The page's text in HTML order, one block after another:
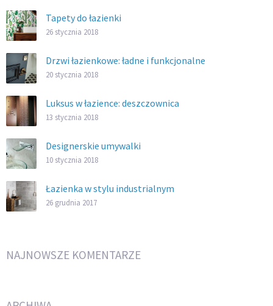
Tapety do łazienki
26 stycznia 2018
Drzwi łazienkowe: ładne i funkcjonalne
20 stycznia 2018
Luksus w łazience: deszczownica
13 stycznia 2018
Designerskie umywalki
10 stycznia 2018
Łazienka w stylu industrialnym
26 grudnia 2017
NAJNOWSZE KOMENTARZE